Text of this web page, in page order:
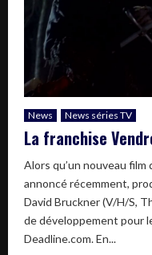
News News séries TV
La franchise
Alors qu’un nouveau
annoncé récemment,
David Bruckner (V/H/S,
de développement pour
Deadline.com. En...